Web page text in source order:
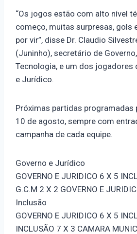
“Os jogos estão com alto nível
começo, muitas surpresas, gols
por vir”, disse Dr. Claudio
(Juninho), secretário de
Tecnologia, e um dos jogadores
e Jurídico.
Próximas partidas programadas
10 de agosto, sempre com
campanha de cada equipe.
Governo e Jurídico
GOVERNO E JURIDICO 6 X 5
G.C.M 2 X 2 GOVERNO E
Inclusão
GOVERNO E JURIDICO 6 X 5
INCLUSÃO 7 X 3 CAMARA